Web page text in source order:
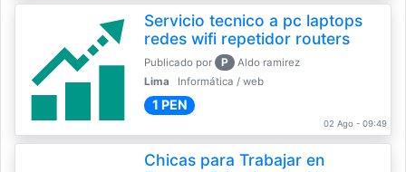
Servicio tecnico a pc laptops
redes wifi repetidor routers
Publicado por P
Aldo ramirez
Lima
Informática / web
1 PEN
02 Ago - 09:49
Chicas para Trabajar en